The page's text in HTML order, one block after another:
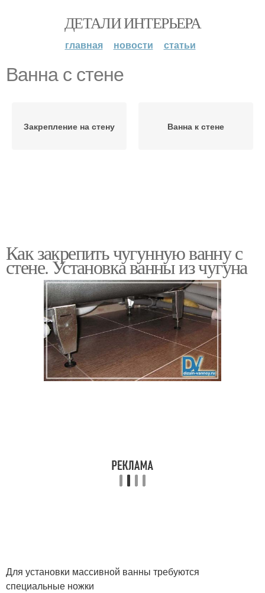
ДЕТАЛИ ИНТЕРЬЕРА
главная новости статьи
Ванна с стене
Закрепление на стену Ванна к стене
Как закрепить чугунную ванну с
стене. Установка ванны из чугуна
Для установки массивной ванны требуются
специальные ножки